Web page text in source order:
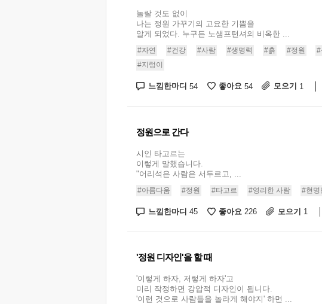
놀랄 것도 없이
나는 정원 가꾸기의 고요한 기쁨을
알게 되었다. 누구든 노샘프턴셔의 비옥한 ...
#자연 #건강 #사람 #생명력 #흙 #정원 #
#지렁이
느낌한마디 54 좋아요 54 모으기 1
정원으로 간다
시인 타고르는
이렇게 말했습니다.
"어리석은 사람은 서두르고, ...
#아름다움 #정원 #타고르 #영리한 사람 #현명
느낌한마디 45 좋아요 226 모으기 1
'정원 디자인'을 할 때
'이렇게 하자, 저렇게 하자'고
미리 작정하면 강압적 디자인이 됩니다.
'이런 것으로 사람들을 놀라게 해야지' 하면 ...